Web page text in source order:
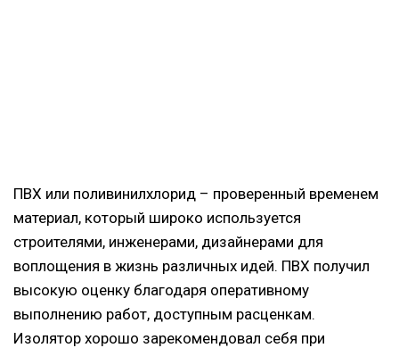
ПВХ или поливинилхлорид – проверенный временем
материал, который широко используется
строителями, инженерами, дизайнерами для
воплощения в жизнь различных идей. ПВХ получил
высокую оценку благодаря оперативному
выполнению работ, доступным расценкам.
Изолятор хорошо зарекомендовал себя при